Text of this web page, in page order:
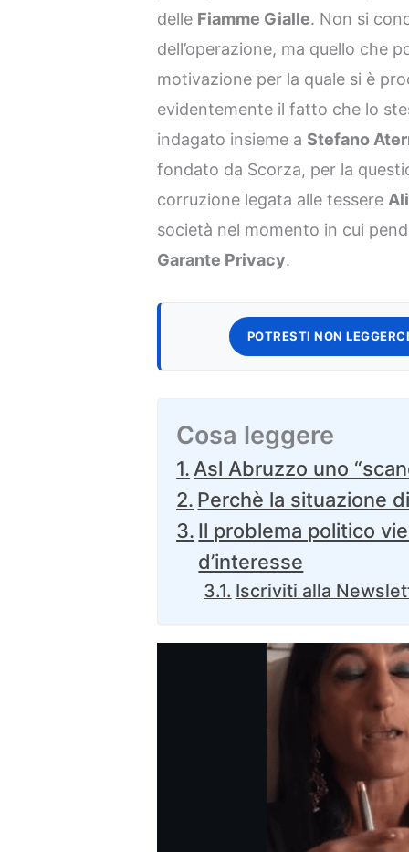
delle Fiamme Gialle. Non si
dell’operazione, ma quello che
motivazione per la quale si è
evidentemente il fatto che lo
indagato insieme a Stefano
fondato da Scorza, per la
corruzione legata alle tessere
società nel momento in cui
Garante Privacy.
POTRESTI NON
Cosa leggere
Asl Abruzzo uno
Perchè la situazione
Il problema politico
d’interesse
Iscriviti alla